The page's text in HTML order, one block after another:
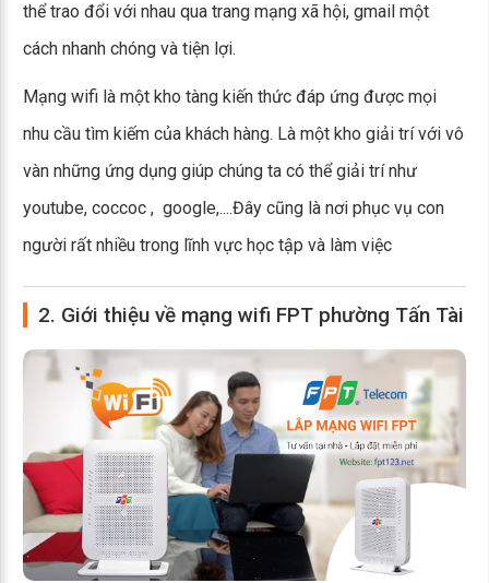
thể trao đổi với nhau qua trang mạng xã hội, gmail một
cách nhanh chóng và tiện lợi.
Mạng wifi là một kho tàng kiến thức đáp ứng được mọi
nhu cầu tìm kiếm của khách hàng. Là một kho giải trí với vô
vàn những ứng dụng giúp chúng ta có thể giải trí như
youtube, coccoc , google,....Đây cũng là nơi phục vụ con
người rất nhiều trong lĩnh vực học tập và làm việc
2. Giới thiệu về mạng wifi FPT phường Tấn Tài